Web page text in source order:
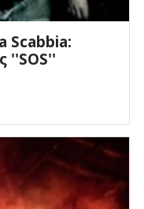
Scabbia:
''SOS''